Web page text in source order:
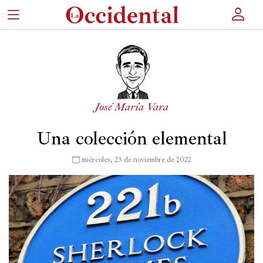
×
Cultura
Entretenimiento
Autores
Revista
Actualidad
José María Vara
Una colección elemental
miércoles, 23 de noviembre de 2022